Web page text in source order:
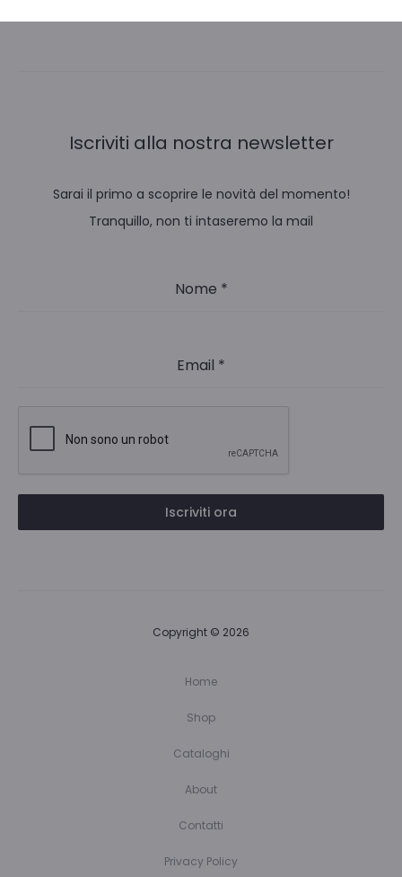
Iscriviti alla nostra newsletter
Sarai il primo a scoprire le novità del momento!
Tranquillo, non ti intaseremo la mail
Nome *
Email *
Iscriviti ora
Copyright © 2026
Home
Shop
Cataloghi
About
Contatti
Privacy Policy